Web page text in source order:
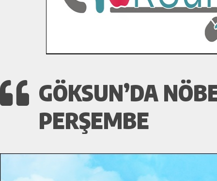
GÖKSUN’DA
PERŞEMBE